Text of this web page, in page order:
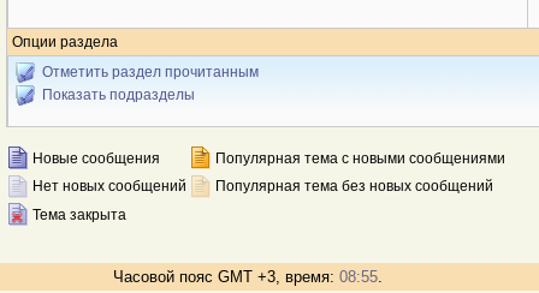
Опции раздела
Отметить раздел прочитанным
Показать подразделы
Новые сообщения
Популярная тема с новыми сообщениями
Нет новых сообщений
Популярная тема без новых сообщений
Тема закрыта
Часовой пояс GMT +3, время: 08:55.